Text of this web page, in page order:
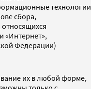
технологии
сбора,
«Интернет»,
Федерации)
их в любой форме,